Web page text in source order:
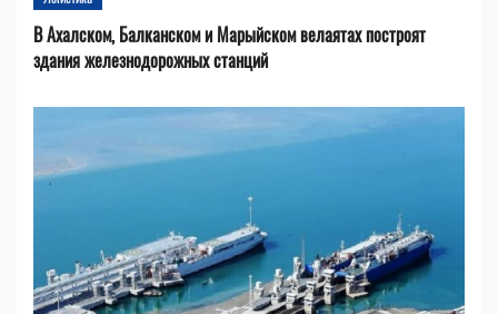
В Ахалском, Балканском и Марыйском велаятах построят
здания железнодорожных станций